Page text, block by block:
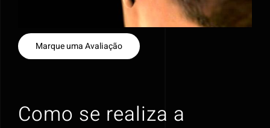
Marque uma Avaliação
Como se realiza a